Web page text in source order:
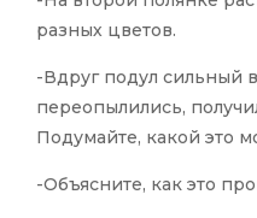
разных цветов.
-Вдруг подул сильный
переопылились,
Подумайте, какой это
-Объясните, как это